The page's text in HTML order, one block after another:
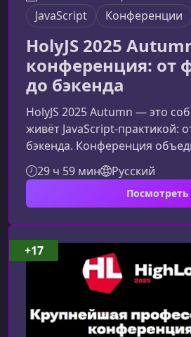
JavaScript
Конференции
HolyJS 2025
конференция: от
до бэкенда
HolyJS 2025 Autumn — это
живёт JavaScript-практикой:
бэкенда. Конференция
разработчиков,
чтобы обсудить эволюцию
современные стеки,
HolyJS уникальнойHolyJS —
подборка технических
профессиональное
разработчики делятся
подходах и вместе фор
29 ч 59 мин Русский
Посмотреть
+17